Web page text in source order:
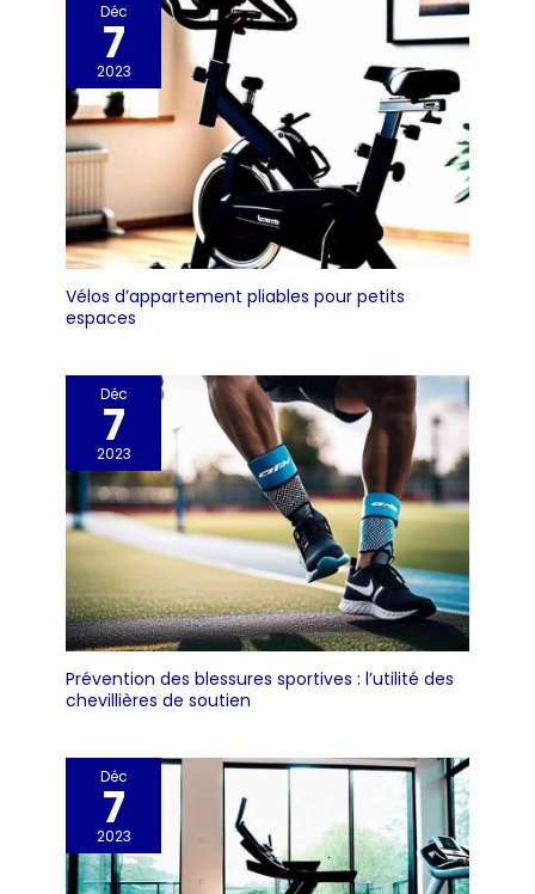
Déc
7
2023
Vélos d’appartement pliables pour petits
espaces
Déc
7
2023
Prévention des blessures sportives : l’utilité des
chevillières de soutien
Déc
7
2023